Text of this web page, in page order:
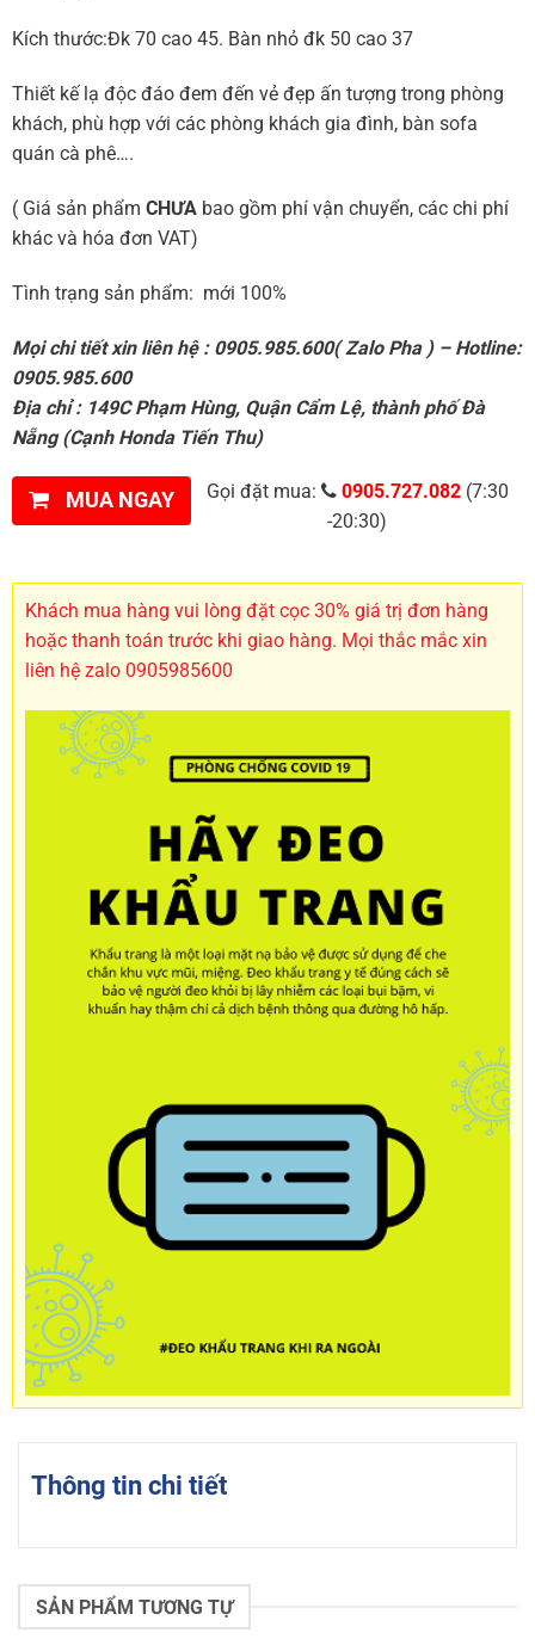
Kích thước:Đk 70 cao 45. Bàn nhỏ đk 50 cao 37
Thiết kế lạ độc đáo đem đến vẻ đẹp ấn tượng trong phòng
khách, phù hợp với các phòng khách gia đình, bàn sofa
quán cà phê….
( Giá sản phẩm CHƯAbao gồm phí vận chuyển, các chi phí
khác và hóa đơn VAT)
Tình trạng sản phẩm: mới 100%
Mọi chi tiết xin liên hệ : 0905.985.600( Zalo Pha ) – Hotline:
0905.985.600
Địa chỉ : 149C Phạm Hùng, Quận Cẩm Lệ, thành phố Đà
Nẵng (Cạnh Honda Tiến Thu)
MUA NGAY Gọi đặt mua: 0905.727.082(7:30
-20:30)
Khách mua hàng vui lòng đặt cọc 30% giá trị đơn hàng
hoặc thanh toán trước khi giao hàng. Mọi thắc mắc xin
liên hệ zalo 0905985600
Thông tin chi tiết
SẢN PHẨM TƯƠNG TỰ